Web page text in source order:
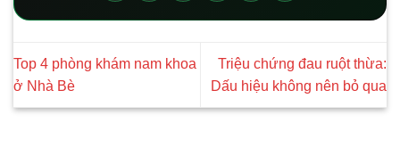
Top 4 phòng khám nam khoa
ở Nhà Bè
Triệu chứng đau ruột thừa:
Dấu hiệu không nên bỏ qua